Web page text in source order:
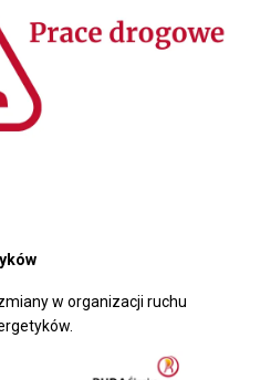
w organizacji ruchu